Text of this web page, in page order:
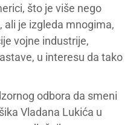
što je više nego
ali je izgleda mnogima,
vojne industrije,
u interesu da tako
odbora da smeni
Vladana Lukića u